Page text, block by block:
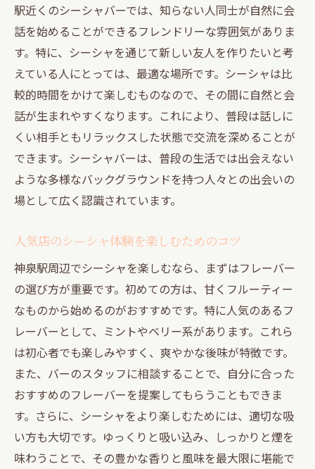
駅近くのシーシャバーでは、知らない人同士が自然に会
話を始めることができるフレンドリーな雰囲気がありま
す。特に、シーシャを通じて新しい友人を作りたいと考
えている人にとっては、最適な場所です。シーシャは比
較的時間をかけて楽しむものなので、その間に自然と会
話が生まれやすくなります。これにより、普段は話しに
くい相手ともリラックスした状態で交流を深めることが
できます。シーシャバーは、普段の生活では出会えない
ような多様なバックグラウンドを持つ人々との出会いの
場として広く認識されています。
人気店のシーシャ体験を楽しむためのコツ
神泉駅周辺でシーシャを楽しむなら、まずはフレーバー
の選び方が重要です。初めての方は、甘くフルーティー
なものから始めるのがおすすめです。特に人気のあるフ
レーバーとして、ミントやベリー系があります。これら
は初心者でも楽しみやすく、爽やかな後味が特徴です。
また、バーのスタッフに相談することで、自分に合った
おすすめのフレーバーを提案してもらうこともできま
す。さらに、シーシャをより楽しむためには、適切な吸
い方も大切です。ゆっくりと吸い込み、しっかりと煙を
味わうことで、その豊かな香りと風味を最大限に堪能で